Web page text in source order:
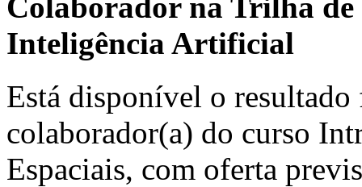
Inteligência Artificial
Está disponível o resultado
colaborador(a) do curso
Espaciais, com oferta